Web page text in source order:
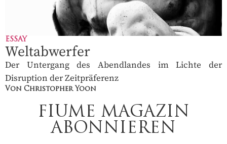
ESSAY
Weltabwerfer
Der Untergang des Abendlandes im Lichte der
Disruption der Zeitpräferenz
Von Christopher Yoon
FIUME MAGAZIN
ABONNIEREN